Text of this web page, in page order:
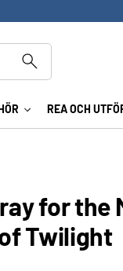
REA OCH
for the
Twilight